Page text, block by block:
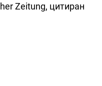
Zeitung, цитиран